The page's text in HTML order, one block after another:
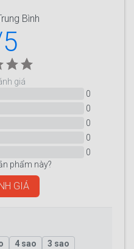
Bình
giá
0
0
0
0
0
phẩm này?
GIÁ
4 sao
3 sao